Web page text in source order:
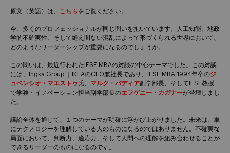
原文（英語）は、 こちら をご覧ください。
今、多くのプロフェッショナルが同じ問いを抱いています。人工知能、地政
学的不確実性、そして絶え間ない混乱によって形づくられる世界において、
どのようなリーダーシップが重要になるのでしょうか。
この問いは、最近行われたIESE MBAの対談の中心テーマでした。この対談
には、Ingka Group ｜IKEAのCEO兼社長であり、IESE MBA 1994年卒のジ
ュベンシオ・マエストゥ 氏、 マルク・バディア副学部長、そしてIESE教授
で学務・イノベーション担当副学部長のエフゲニー・カガナーが登壇しまし
た。
議論全体を通じて、１つのテーマが明確に浮かび上がりました。未来は、単
にテクノロジーを理解している人のものになるのではありません。不確実な
局面において、判断力、適応力、そして人間への理解を組み合わせることが
できるリーダーのものになるのです。